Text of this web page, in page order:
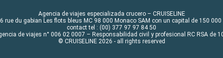
Agencia de viajes especializada crucero – CRUISELINE
rue du gabian Les flots bleus MC 98 000 Monaco SAM con un capital de 150 000
contact tel : (00) 377 97 97 84 50
de viajes n° 006 02 0007 – Responsabilidad civil y profesional RC RSA de
© CRUISELINE 2026 - all rights reserved